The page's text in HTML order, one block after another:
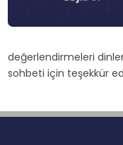
değerlendirmeleri
sohbeti için teşekkür